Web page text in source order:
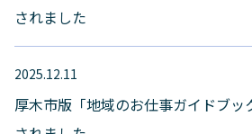
されました
2025.12.11
厚木市版「地域のお仕事ガイドブッ